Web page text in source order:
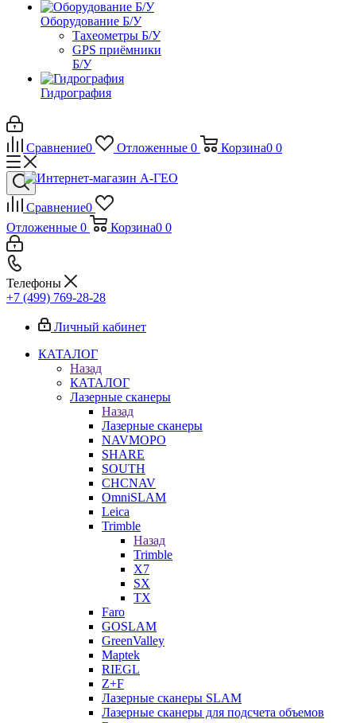
Оборудование Б/У
Тахеометры Б/У
GPS приёмники
Б/У
Гидрография
Сравнение0 Отложенные 0 Корзина0 0
Сравнение0
Отложенные 0 Корзина0 0
Телефоны
+7 (499) 769-28-28
Личный кабинет
КАТАЛОГ
Назад
КАТАЛОГ
Лазерные сканеры
Назад
Лазерные сканеры
NAVMOPO
SHARE
SOUTH
CHCNAV
OmniSLAM
Leica
Trimble
Назад
Trimble
X7
SX
TX
Faro
GOSLAM
GreenValley
Maptek
RIEGL
Z+F
Лазерные сканеры SLAM
Лазерные сканеры для подсчета объемов